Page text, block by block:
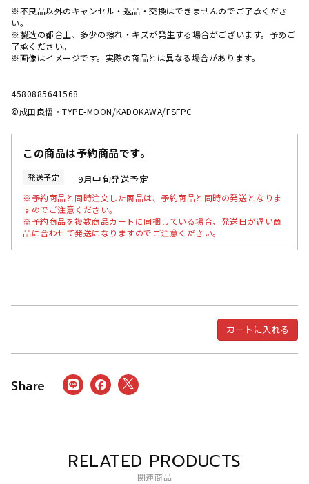
※不良品以外のキャンセル・返品・交換はできませんのでご了承くださ
い。
※製造の都合上、多少の擦れ・キズが発生する場合がございます。予めご
了承ください。
※画像はイメージです。実際の商品とは異なる場合があります。
4580885641568
©成田良悟・TYPE-MOON/KADOKAWA/FSFPC
この商品は予約商品です。
発送予定 9月中旬発送予定
※予約商品と同時注文した商品は、予約商品と同時の発送となりま
すのでご注意ください。
※予約商品を複数商品カートに同梱している場合、発送日が遅い商
品に合わせて発送になりますのでご注意ください。
カートに入れる
RELATED PRODUCTS
関連商品